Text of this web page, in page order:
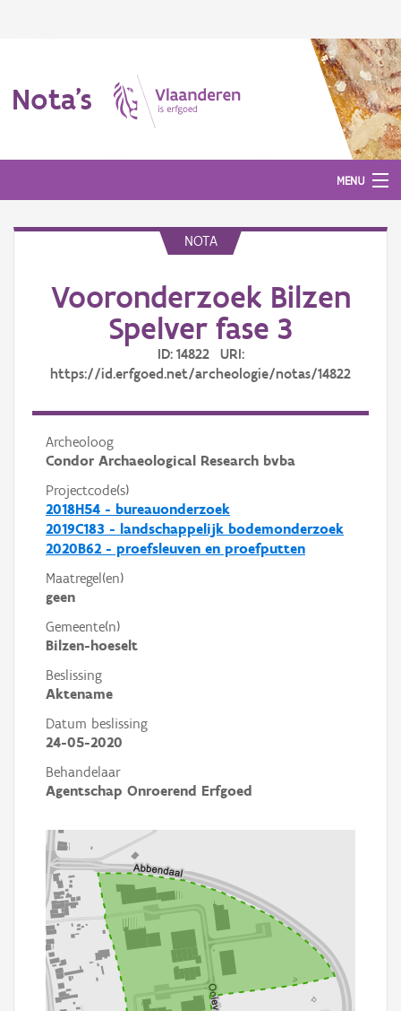
Nota's
MENU
Aanmelden
NOTA
Vooronderzoek Bilzen
Spelver fase 3
ID: 14822 URI:
https://id.erfgoed.net/archeologie/notas/14822
Archeoloog
Condor Archaeological Research bvba
Projectcode(s)
2018H54 - bureauonderzoek
2019C183 - landschappelijk bodemonderzoek
2020B62 - proefsleuven en proefputten
Maatregel(en)
geen
Gemeente(n)
Bilzen-hoeselt
Beslissing
Aktename
Datum beslissing
24-05-2020
Behandelaar
Agentschap Onroerend Erfgoed